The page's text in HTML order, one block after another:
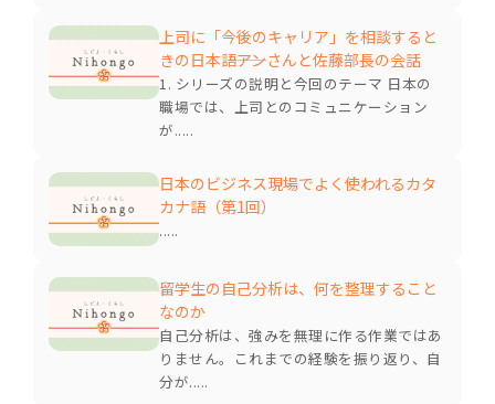
上司に「今後のキャリア」を相談すると
きの日本語――アンさんと佐藤部長の会話
1. シリーズの説明と今回のテーマ 日本の
職場では、上司とのコミュニケーション
が.....
日本のビジネス現場でよく使われるカタ
カナ語（第1回）
.....
留学生の自己分析は、何を整理すること
なのか
自己分析は、強みを無理に作る作業ではあ
りません。これまでの経験を振り返り、自
分が.....